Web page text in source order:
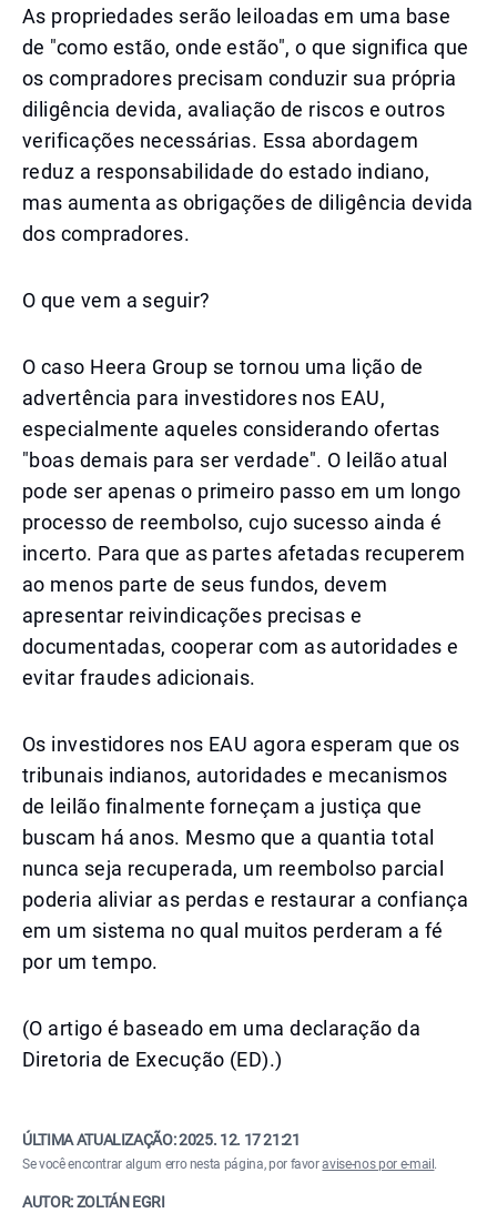
As propriedades serão leiloadas em uma base
de "como estão, onde estão", o que significa que
os compradores precisam conduzir sua própria
diligência devida, avaliação de riscos e outros
verificações necessárias. Essa abordagem
reduz a responsabilidade do estado indiano,
mas aumenta as obrigações de diligência devida
dos compradores.
O que vem a seguir?
O caso Heera Group se tornou uma lição de
advertência para investidores nos EAU,
especialmente aqueles considerando ofertas
"boas demais para ser verdade". O leilão atual
pode ser apenas o primeiro passo em um longo
processo de reembolso, cujo sucesso ainda é
incerto. Para que as partes afetadas recuperem
ao menos parte de seus fundos, devem
apresentar reivindicações precisas e
documentadas, cooperar com as autoridades e
evitar fraudes adicionais.
Os investidores nos EAU agora esperam que os
tribunais indianos, autoridades e mecanismos
de leilão finalmente forneçam a justiça que
buscam há anos. Mesmo que a quantia total
nunca seja recuperada, um reembolso parcial
poderia aliviar as perdas e restaurar a confiança
em um sistema no qual muitos perderam a fé
por um tempo.
(O artigo é baseado em uma declaração da
Diretoria de Execução (ED).)
ÚLTIMA ATUALIZAÇÃO:2025. 12. 17 21:21
Se você encontrar algum erro nesta página, por favoravise-nos por e-mail .
AUTOR: ZOLTÁN EGRI